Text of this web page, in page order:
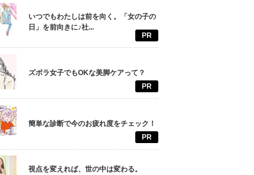
いつでもわたしは前を向く。「女の子の
日」を前向きに♪社...
PR
ズボラ女子でもOKな美脚ケアって？
PR
簡単な診断で今のお疲れ度をチェック！
PR
視点を変えれば、世の中は変わる。